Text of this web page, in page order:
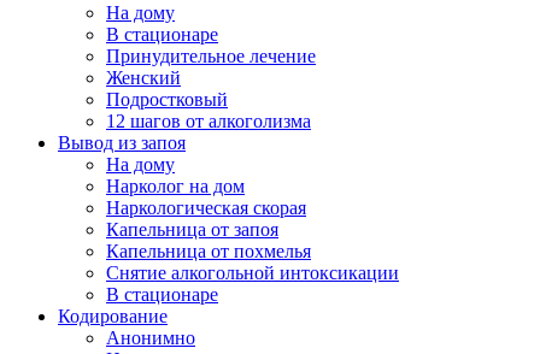
На дому
В стационаре
Принудительное лечение
Женский
Подростковый
12 шагов от алкоголизма
Вывод из запоя
На дому
Нарколог на дом
Наркологическая скорая
Капельница от запоя
Капельница от похмелья
Снятие алкогольной интоксикации
В стационаре
Кодирование
Анонимно